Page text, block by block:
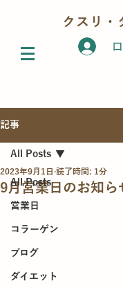
クスリ・
記事
All Posts
営業日
コラーゲン
ブログ
ダイエット
All Posts
9月営業日のお知ら
2023年9月1日 読了時間: 1分